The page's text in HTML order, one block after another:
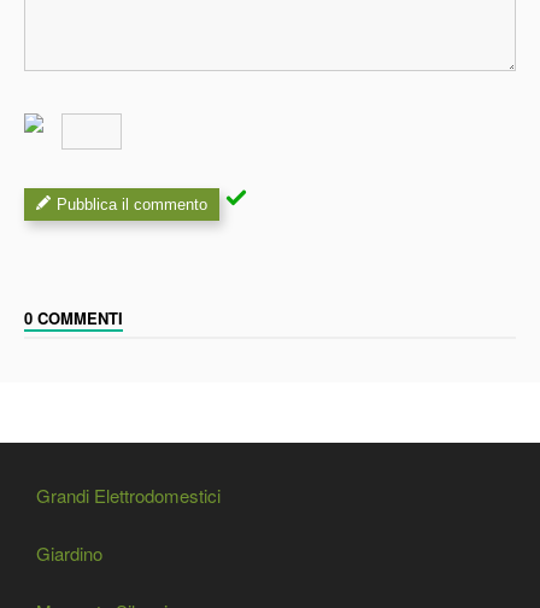
Pubblica il commento
0 COMMENTI
Grandi Elettrodomestici
Giardino